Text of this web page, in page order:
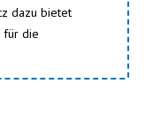
dazu bietet
für die